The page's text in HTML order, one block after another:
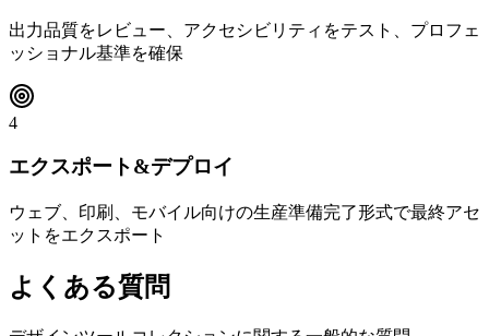
出力品質をレビュー、アクセシビリティをテスト、プロフェ
ッショナル基準を確保
4
エクスポート&デプロイ
ウェブ、印刷、モバイル向けの生産準備完了形式で最終アセ
ットをエクスポート
よくある質問